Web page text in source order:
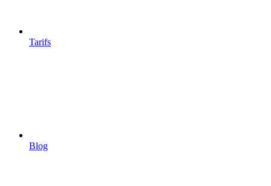
Tarifs
Blog